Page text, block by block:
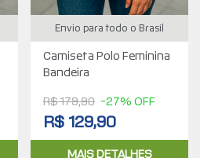
Envio para todo o Brasil
Camiseta Polo Feminina
Bandeira
R$ 179,90 -27% OFF
R$ 129,90
MAIS DETALHES